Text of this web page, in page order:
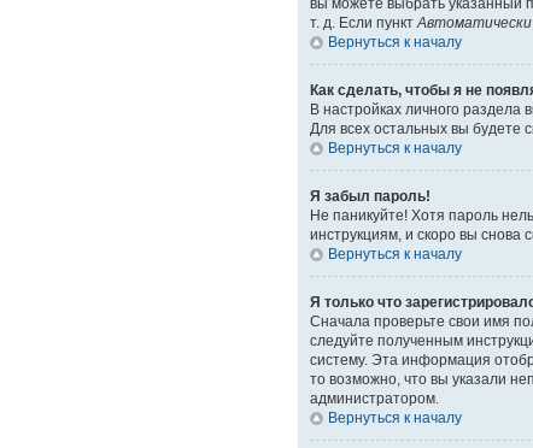
вы можете выбрать указанный
т. д. Если пункт
Вернуться к началу
Как сделать, чтобы я не
В настройках личного раздела
Для всех остальных вы будете
Вернуться к началу
Я забыл пароль!
Не паникуйте! Хотя пароль
инструкциям, и скоро вы
Вернуться к началу
Я только что
Сначала проверьте свои имя
следуйте полученным
систему. Эта информация
то возможно, что вы указали
администратором.
Вернуться к началу